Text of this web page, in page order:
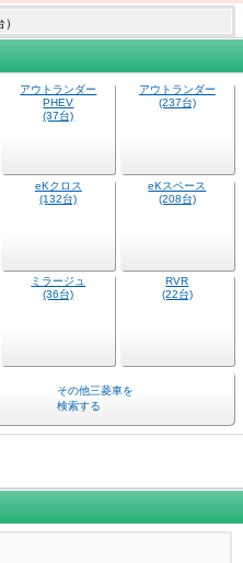
）
アウトランダー
PHEV
(37台)
アウトランダー
(237台)
eKクロス
(132台)
eKスペース
(208台)
ミラージュ
(36台)
RVR
(22台)
その他三菱車を
検索する